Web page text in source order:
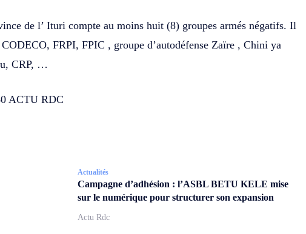
de l’ Ituri compte au moins huit (8) groupes armés négatifs. Il
FRPI, FPIC , groupe d’autodéfense Zaïre , Chini ya
CRP, …
ACTU RDC
Actualités
Campagne d’adhésion : l’ASBL BETU KELE mise
sur le numérique pour structurer son expansion
Actu Rdc